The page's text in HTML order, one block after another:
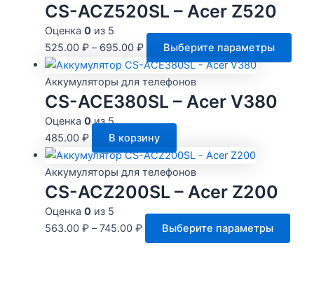
CS-ACZ520SL – Acer Z520
Оценка 0из 5
525.00 ₽– 695.00 ₽ Выберите параметры
Аккумуляторы для телефонов
CS-ACE380SL – Acer V380
Оценка 0из 5
485.00 ₽ В корзину
Аккумуляторы для телефонов
CS-ACZ200SL – Acer Z200
Оценка 0из 5
563.00 ₽–745.00 ₽ Выберите параметры